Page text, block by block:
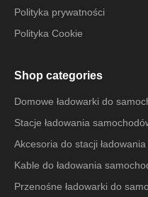
Polityka prywatności
Polityka Cookie
Shop categories
Domowe ładowarki do
Stacje ładowania
Akcesoria do stacji
Kable do ładowania
Przenośne ładowarki do